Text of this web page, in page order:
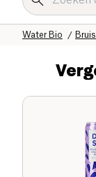
Water Bio
Dranken Bio
Home